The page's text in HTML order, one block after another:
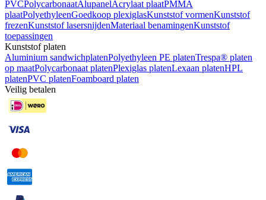
PVCPolycarbonaatAlupanelAcrylaat plaatPMMA
plaatPolyethyleenGoedkoop plexiglasKunststof vormenKunststof
frezenKunststof lasersnijdenMateriaal benamingenKunststof
toepassingen
Kunststof platen
Aluminium sandwichplatenPolyethyleen PE platenTrespa® platen
op maatPolycarbonaat platenPlexiglas platenLexaan platenHPL
platenPVC platenFoamboard platen
Veilig betalen